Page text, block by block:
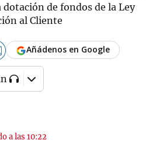
de fondos de la Ley
al Cliente
a las 10:22
Añádenos en Google